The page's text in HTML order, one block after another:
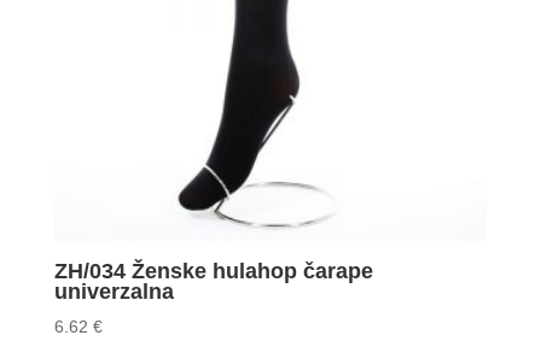
ZH/034 Ženske hulahop čarape
univerzalna
6.62 €